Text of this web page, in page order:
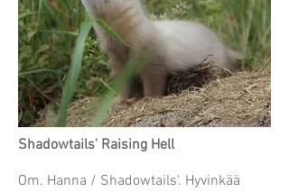
Shadowtails' Raising Hell
Om. Hanna / Shadowtails'. Hyvinkää